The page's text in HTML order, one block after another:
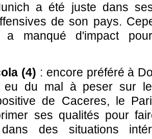
a été juste dans
de son pays.
manqué d'impact
(4) : encore préféré à
du mal à peser sur
de Caceres, le
ses qualités pour
des situations